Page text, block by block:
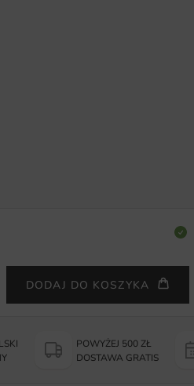
DODAJ DO KOSZYKA
POWYŻEJ 500 ZŁ
DOSTAWA GRATIS